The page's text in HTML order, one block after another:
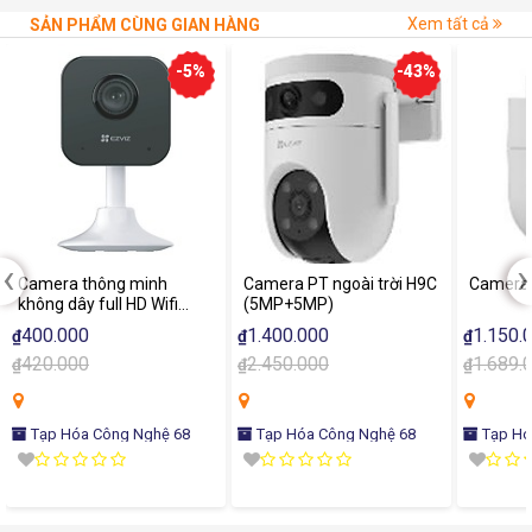
SẢN PHẨM CÙNG GIAN HÀNG Xem tất cả
-5%
Camera thông minh
không dây full HD Wifi
ezviz H1C đàm thoại 2
chiều
₫400.000
₫420.000
Tạp Hóa Công Nghệ 68
-43%
Camera PT ngoài trời H9C
(5MP+5MP)
₫1.400.000
₫2.450.000
Tạp Hóa Công Nghệ 68
Camera
₫
₫
Tạp
‹ ›